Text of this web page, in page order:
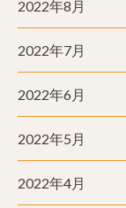
2022年8月
2022年7月
2022年6月
2022年5月
2022年4月